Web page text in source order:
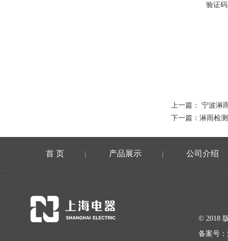
验证
上一篇： 宁波淋
下一篇： 淋雨检
首 页 | 产品展示 | 公司介绍
© 2018
备案号：